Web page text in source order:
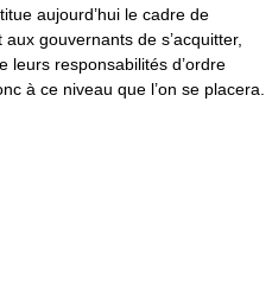
aujourd’hui le cadre de
gouvernants de s’acquitter,
leurs responsabilités d’ordre
à ce niveau que l’on se placera.